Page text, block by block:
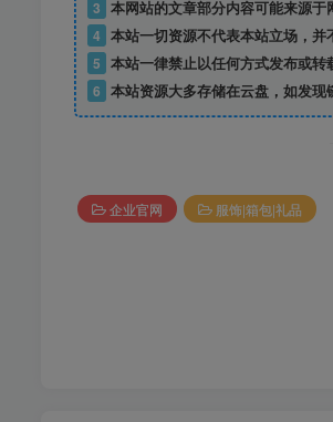
3 本网站的文章部分内容可能来源
4 本站一切资源不代表本站立场，并
5 本站一律禁止以任何方式发布或
6 本站资源大多存储在云盘，如发现
企业官网 服饰|箱包|礼品